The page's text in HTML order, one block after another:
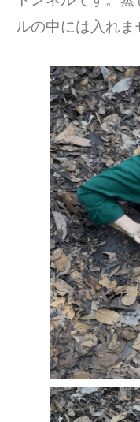
ルの中には入れま